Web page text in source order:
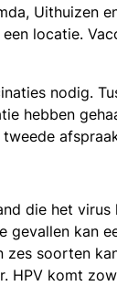
Uithuizen
locatie.
nodig.
hebben
die het
gevallen kan
soorten
HPV komt